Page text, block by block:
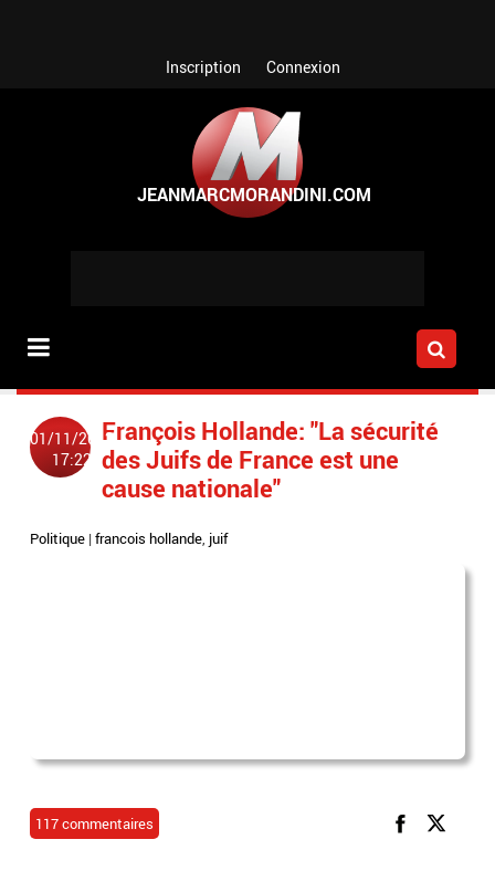
Inscription Connexion
01/11/2012
17:22
François Hollande: "La sécurité
des Juifs de France est une
cause nationale"
Politique |francois hollande, juif
117 commentaires